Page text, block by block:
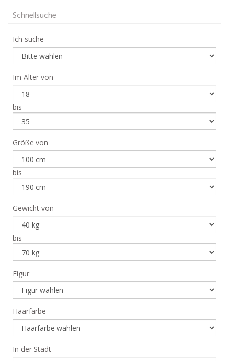
Schnellsuche
Ich suche
Im Alter von
bis
Größe von
bis
Gewicht von
bis
Figur
Haarfarbe
In der Stadt